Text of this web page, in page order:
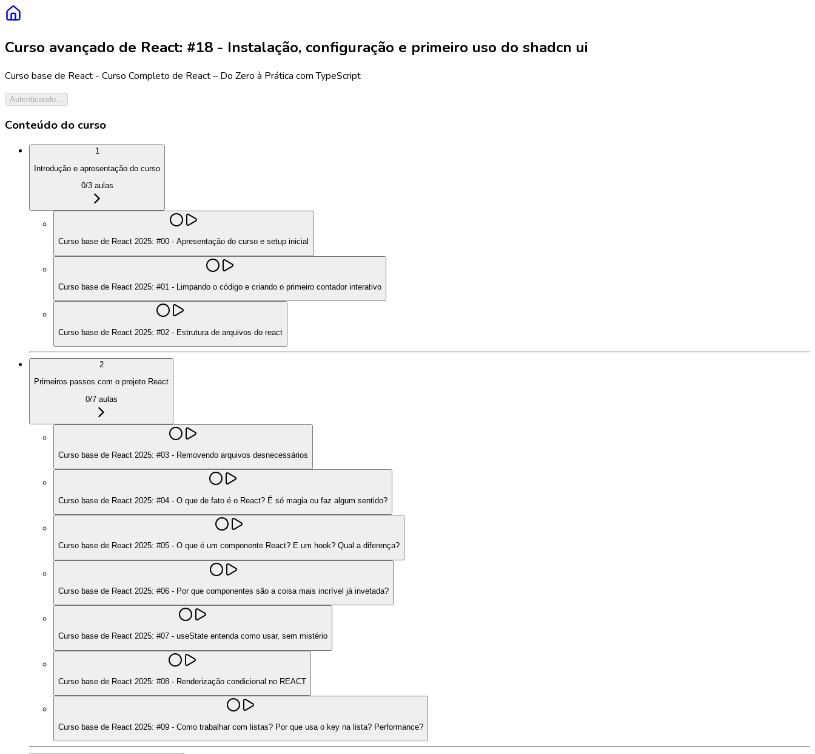
Curso avançado de React: #18 - Instalação, configuração e primeiro uso do shadcn ui
Curso base de React - Curso Completo de React – Do Zero à Prática com TypeScript
Autenticando...
Conteúdo do curso
1
Introdução e apresentação do curso
0/3aulas
Curso base de React 2025: #00 - Apresentação do curso e setup inicial
Curso base de React 2025: #01 - Limpando o código e criando o primeiro contador interativo
Curso base de React 2025: #02 - Estrutura de arquivos do react
2
Primeiros passos com o projeto React
0/7aulas
Curso base de React 2025: #03 - Removendo arquivos desnecessários
Curso base de React 2025: #04 - O que de fato é o React? É só magia ou faz algum sentido?
Curso base de React 2025: #05 - O que é um componente React? E um hook? Qual a diferença?
Curso base de React 2025: #06 - Por que componentes são a coisa mais incrível já invetada?
Curso base de React 2025: #07 - useState entenda como usar, sem mistério
Curso base de React 2025: #08 - Renderização condicional no REACT
Curso base de React 2025: #09 - Como trabalhar com listas? Por que usa o key na lista? Performance?